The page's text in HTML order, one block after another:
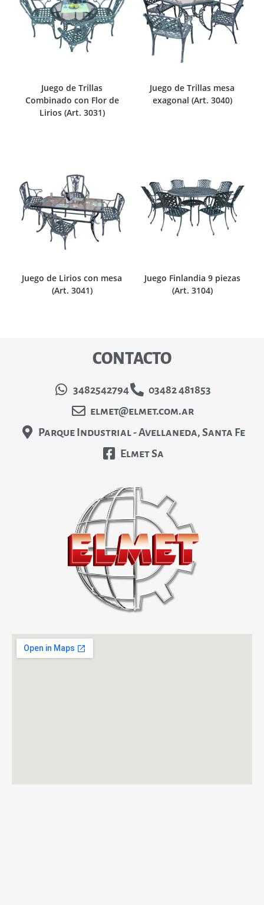
Juego de Trillas
Combinado con Flor de
Lirios (Art. 3031)
Juego de Trillas mesa
exagonal (Art. 3040)
Juego de Lirios con mesa
(Art. 3041)
Juego Finlandia 9 piezas
(Art. 3104)
CONTACTO
3482542794
03482 481853
elmet@elmet.com.ar
Parque Industrial - Avellaneda, Santa Fe
Elmet Sa